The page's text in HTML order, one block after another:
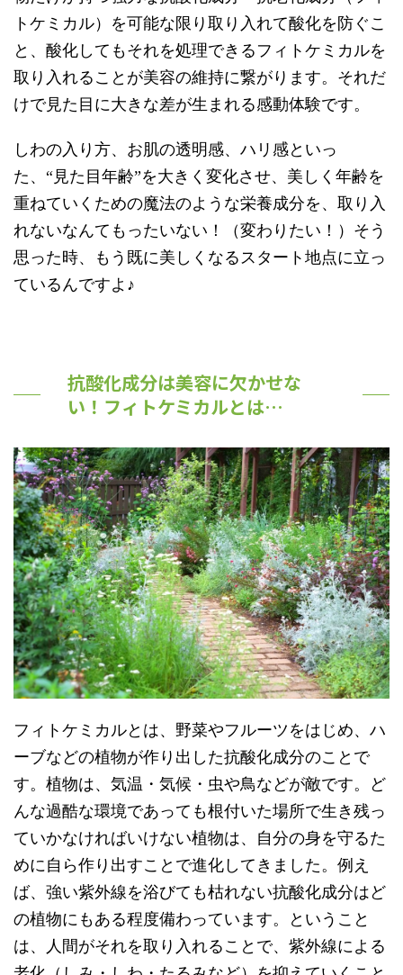
トケミカル）を可能な限り取り入れて酸化を防ぐこ
と、酸化してもそれを処理できるフィトケミカルを
取り入れることが美容の維持に繋がります。それだ
けで見た目に大きな差が生まれる感動体験です。
しわの入り方、お肌の透明感、ハリ感といっ
た、“見た目年齢”を大きく変化させ、美しく年齢を
重ねていくための魔法のような栄養成分を、取り入
れないなんてもったいない！（変わりたい！）そう
思った時、もう既に美しくなるスタート地点に立っ
ているんですよ♪
抗酸化成分は美容に欠かせな
い！フィトケミカルとは…
フィトケミカルとは、野菜やフルーツをはじめ、ハ
ーブなどの植物が作り出した抗酸化成分のことで
す。植物は、気温・気候・虫や鳥などが敵です。ど
んな過酷な環境であっても根付いた場所で生き残っ
ていかなければいけない植物は、自分の身を守るた
めに自ら作り出すことで進化してきました。例え
ば、強い紫外線を浴びても枯れない抗酸化成分はど
の植物にもある程度備わっています。ということ
は、人間がそれを取り入れることで、紫外線による